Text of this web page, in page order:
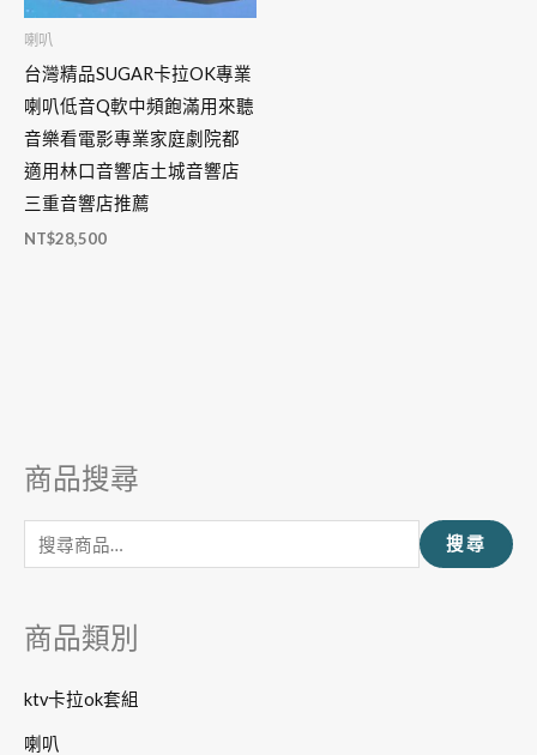
喇叭
台灣精品SUGAR卡拉OK專業
喇叭低音Q軟中頻飽滿用來聽
音樂看電影專業家庭劇院都
適用林口音響店土城音響店
三重音響店推薦
NT$28,500
商品搜尋
搜
關
:
搜尋
商品類別
ktv卡拉ok套組
喇叭